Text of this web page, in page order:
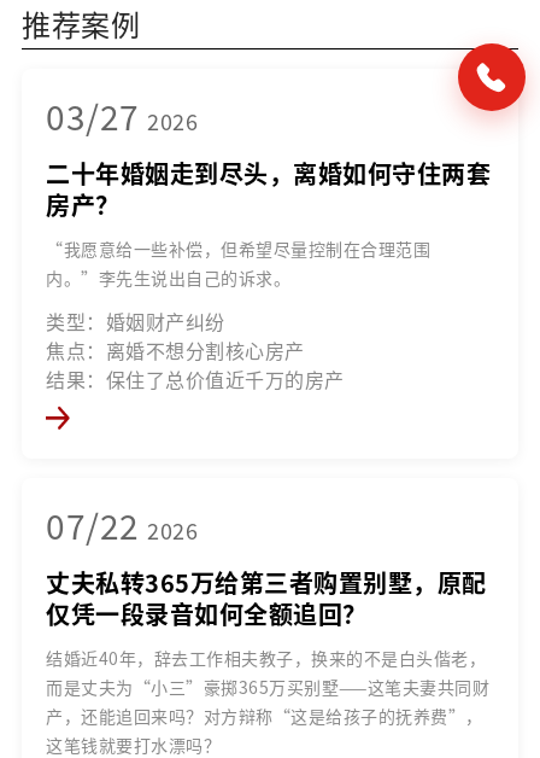
推荐案例
03/27 2026
二十年婚姻走到尽头，离婚如何守住两套
房产？
“我愿意给一些补偿，但希望尽量控制在合理范围
内。”李先生说出自己的诉求。
类型：婚姻财产纠纷
焦点：离婚不想分割核心房产
结果：保住了总价值近千万的房产
07/22 2026
丈夫私转365万给第三者购置别墅，原配
仅凭一段录音如何全额追回？
结婚近40年，辞去工作相夫教子，换来的不是白头偕老，
而是丈夫为“小三”豪掷365万买别墅——这笔夫妻共同财
产，还能追回来吗？对方辩称“这是给孩子的抚养费”，
这笔钱就要打水漂吗？